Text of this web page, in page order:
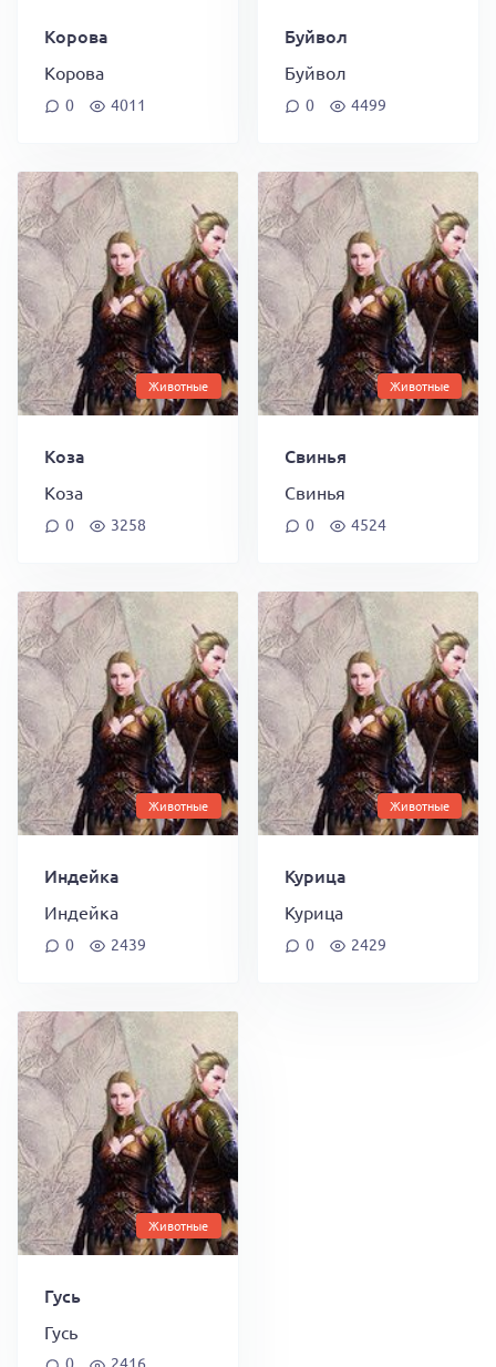
Корова
Корова
0 4011
Буйвол
Буйвол
0 4499
Животные
Коза
Коза
0 3258
Животные
Свинья
Свинья
0 4524
Животные
Индейка
Индейка
0 2439
Животные
Курица
Курица
0 2429
Животные
Гусь
Гусь
0 2416